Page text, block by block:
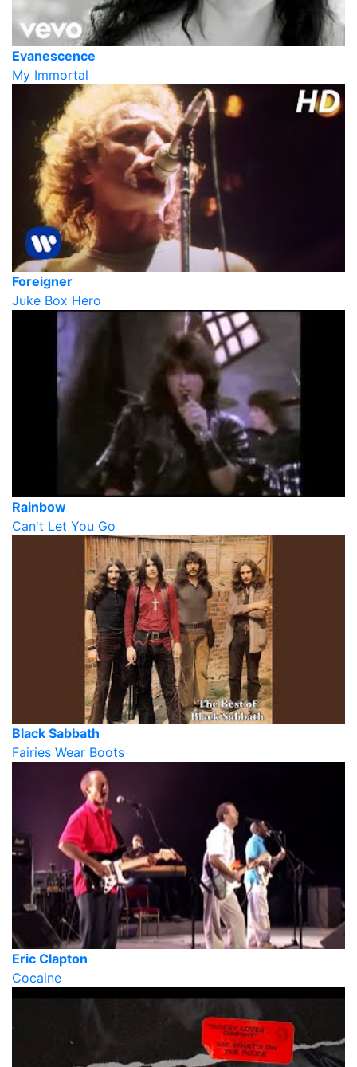
Evanescence
My Immortal
Foreigner
Juke Box Hero
Rainbow
Can't Let You Go
Black Sabbath
Fairies Wear Boots
Eric Clapton
Cocaine